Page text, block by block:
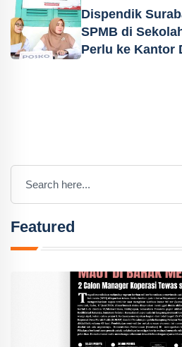
Dispendik
SPMB di
Perlu ke Kantor
Featured